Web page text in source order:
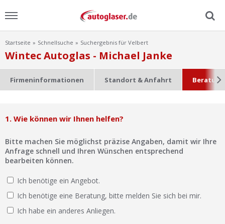
Menu
Home
Ratgeber
Scheibensuche
FAQ
Lexikon
Startseite Schnellsuche Suchergebnis für Velbert
Wintec Autoglas - Michael Janke
Firmeninformationen Standort & Anfahrt
1. Wie können wir Ihnen helfen?
Bitte machen Sie möglichst präzise Angaben, damit wir Ihre
Anfrage schnell und Ihren Wünschen entsprechend
bearbeiten können.
Ich benötige ein Angebot.
Ich benötige eine Beratung, bitte melden Sie sich bei mir.
Ich habe ein anderes Anliegen.